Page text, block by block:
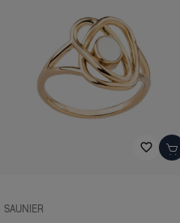
favorite_border
SAUNIER